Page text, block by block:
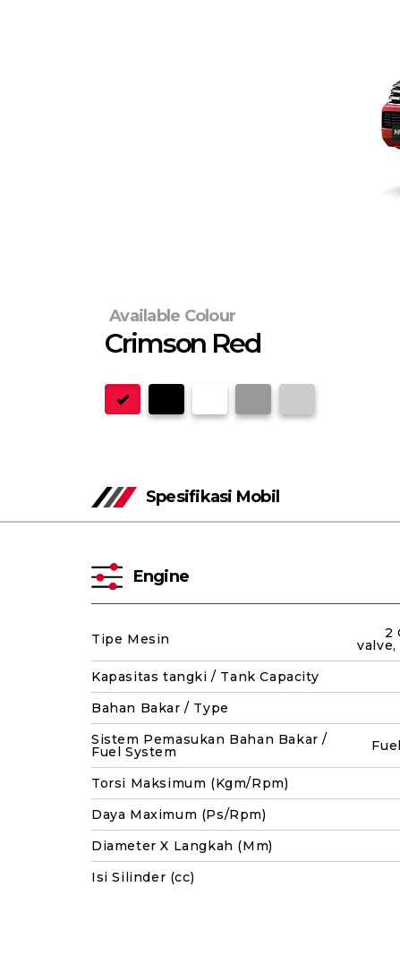
Available Colour
Crimson Red
Spesifikasi Mobil
Engine
Tipe Mesin 2
Kapasitas tangki / Tank Capacity
Bahan Bakar / Type
Sistem Pemasukan Bahan Bakar /
Fuel System
Torsi Maksimum (Kgm/Rpm)
Daya Maximum (Ps/Rpm)
Diameter X Langkah (Mm)
Isi Silinder (cc)